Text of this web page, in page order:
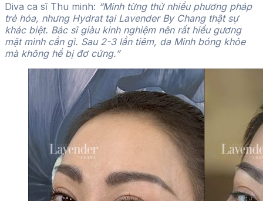
Diva ca sĩ Thu minh: “Minh từng thử nhiều phương pháp
trẻ hóa, nhưng Hydrat tại Lavender By Chang thật sự
khác biệt. Bác sĩ giàu kinh nghiệm nên rất hiểu gương
mặt mình cần gì. Sau 2-3 lần tiêm, da Minh bóng khỏe
mà không hề bị đơ cứng.”